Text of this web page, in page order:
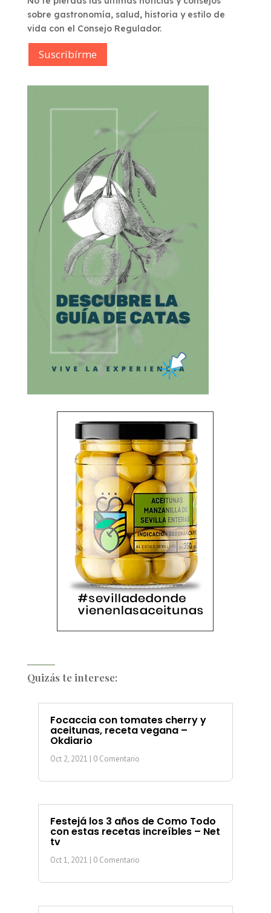
sobre gastronomía, salud, historia y estilo de
vida con el Consejo Regulador.
Suscribírme
Quizás te interese:
Focaccia con tomates cherry y
aceitunas, receta vegana –
Okdiario
Oct 2, 2021 | 0 Comentario
Festejá los 3 años de Como Todo
con estas recetas increíbles – Net
tv
Oct 1, 2021 | 0 Comentario